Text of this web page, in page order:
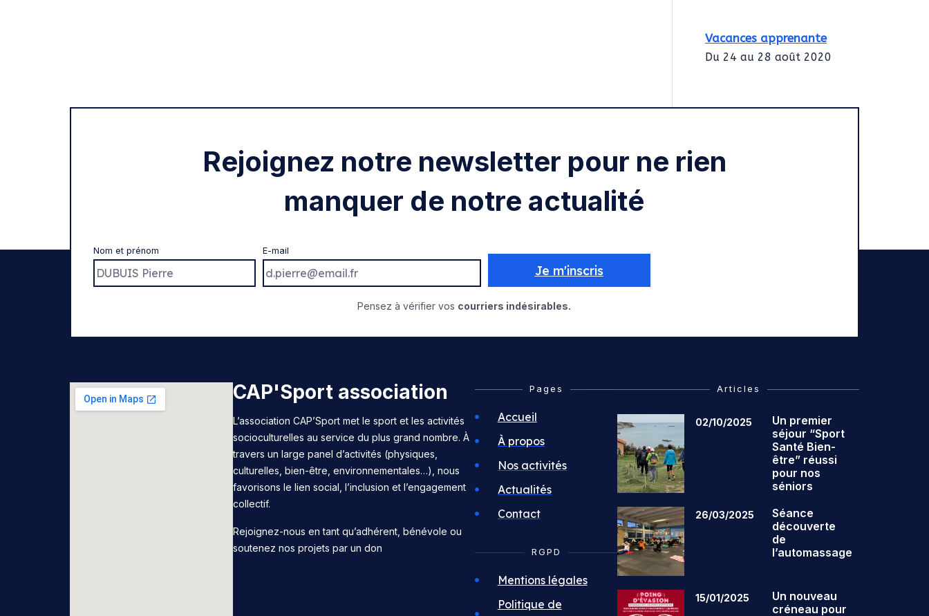
Vacances apprenante
Du 24 au 28 août 2020
services civiques
Rejoignez notre newsletter pour ne rien
manquer de notre actualité
Nom et prénom E-mail
Je m'inscris
Pensez à vérifier vos courriers indésirables.
CAP'Sport association
L’association CAP’Sport met le sport et les activités
socioculturelles au service du plus grand nombre. À
travers un large panel d’activités (physiques,
culturelles, bien-être, environnementales…), nous
favorisons le lien social, l’inclusion et l’engagement
collectif.
Rejoignez-nous en tant qu’adhérent, bénévole ou
soutenez nos projets par un don
Pages
Accueil
À propos
Nos activités
Actualités
Contact
RGPD
Mentions légales
Politique de
Articles
02/10/2025
Un premier
séjour “Sport
Santé Bien-
être” réussi
pour nos
séniors
26/03/2025
Séance
découverte
de
l’automassage
15/01/2025
Un nouveau
créneau pour